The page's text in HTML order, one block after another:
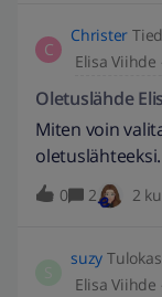
C
Christer
Elisa
Oletuslähde
Miten voin
otsikkoa
0 2 2
suzy Tulokas
Elisa